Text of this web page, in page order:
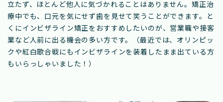
立たず、ほとんど他人に気づかれることはありません。矯正治
療中でも、口元を気にせず歯を見せて笑うことができます。と
くにインビザライン矯正をおすすめしたいのが、営業職や接客
業など人前に出る機会の多い方です。（最近では、オリンピッ
クや紅白歌合戦にもインビザラインを装着したまま出ている方
もいらっしゃいました！）